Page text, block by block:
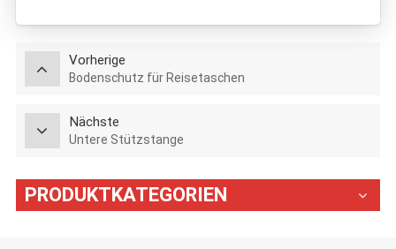
Vorherige
Bodenschutz für Reisetaschen
Nächste
Untere Stützstange
PRODUKTKATEGORIEN